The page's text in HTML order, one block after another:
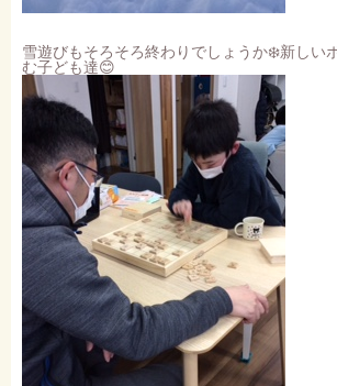
雪遊びもそろそろ終わりでしょうか❄️新しい
む子ども達😊